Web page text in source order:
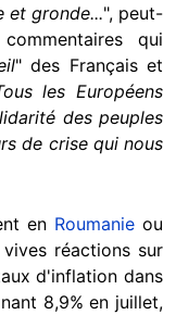
et gronde...", peut-
qui
" des Français et
les Européens
des peuples
de crise qui nous
en Roumanieou
réactions sur
d'inflation dans
8,9% en juillet,